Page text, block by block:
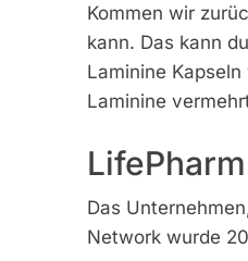
Kommen wir
kann. Das kann
Laminine
Laminine
Das
Network wurde